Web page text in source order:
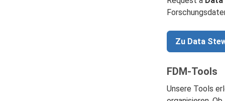
Zu Data
FDM-Tools
Unsere Tools